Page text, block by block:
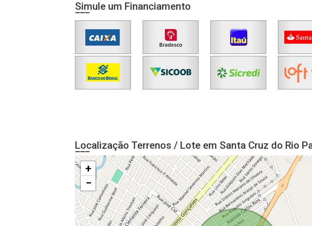
Simule um Financiamento
Localização Terrenos / Lote em Santa Cruz do Rio
+
−